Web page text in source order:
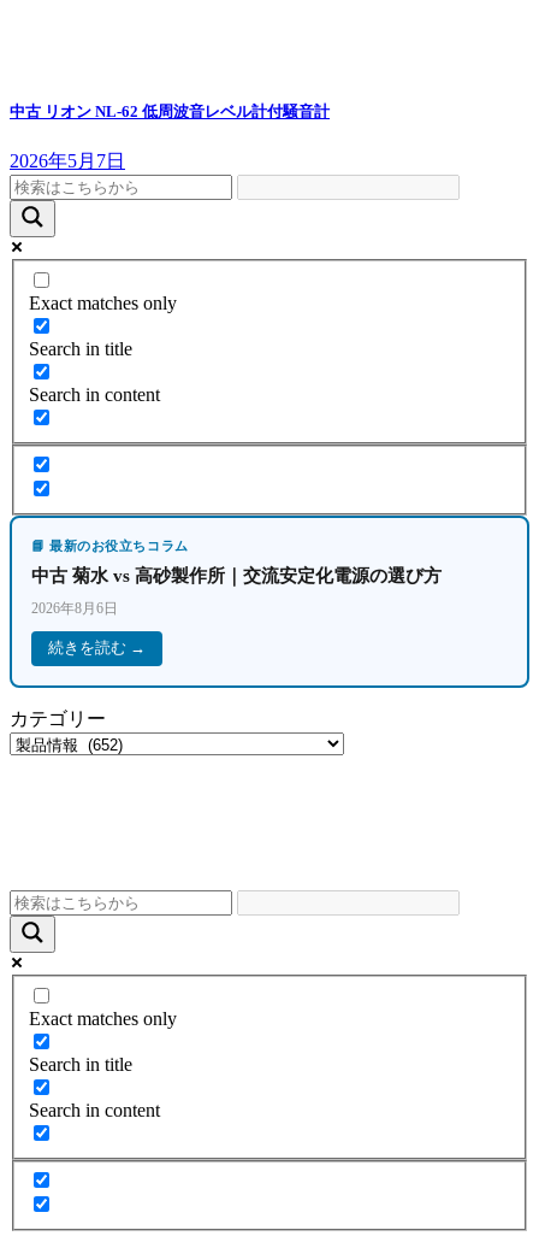
中古 リオン NL-62 低周波音レベル計付騒音計
2026年5月7日
Exact matches only
Search in title
Search in content
📘 最新のお役立ちコラム
中古 菊水 vs 高砂製作所｜交流安定化電源の選び方
2026年8月6日
続きを読む →
カテゴリー
Exact matches only
Search in title
Search in content